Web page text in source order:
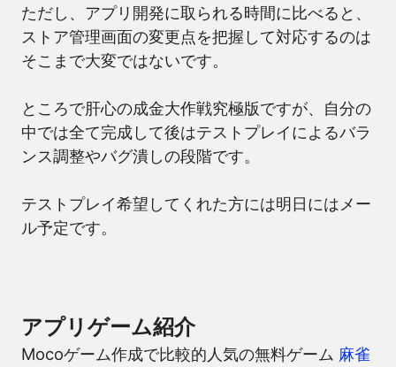
ただし、アプリ開発に取られる時間に比べると、
ストア管理画面の変更点を把握して対応するのは
そこまで大変ではないです。
ところで肝心の成金大作戦究極版ですが、自分の
中では全て完成して後はテストプレイによるバラ
ンス調整やバグ潰しの段階です。
テストプレイ希望してくれた方には明日にはメー
ル予定です。
アプリゲーム紹介
Mocoゲーム作成で比較的人気の無料ゲーム 麻雀